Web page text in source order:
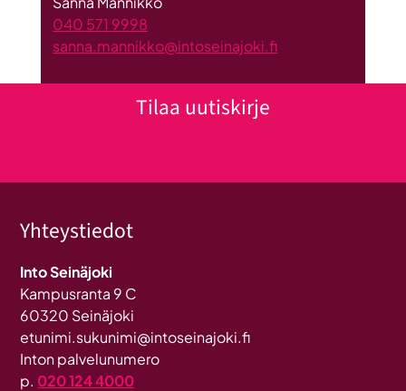
040 571 9998
sanna.mannikko@intoseinajoki.fi
Tilaa uutiskirje
Yhteystiedot
Into Seinäjoki
Kampusranta 9 C
60320 Seinäjoki
etunimi.sukunimi@intoseinajoki.fi
Inton palvelunumero
p. 020 124 4000